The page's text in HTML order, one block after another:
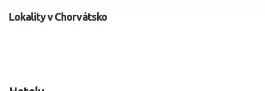
2 dospelí, 0 deti
Lokality v Chorvátsko